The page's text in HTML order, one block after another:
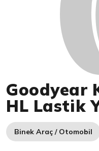
Goodyear
HL Lastik
Binek Araç / Otomobil